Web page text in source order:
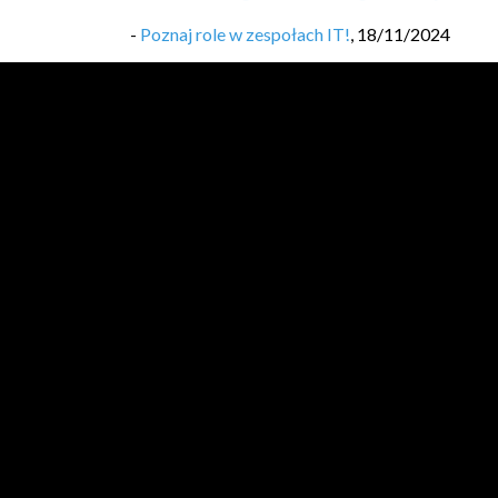
- Poznaj role w zespołach IT!, 18/11/2024